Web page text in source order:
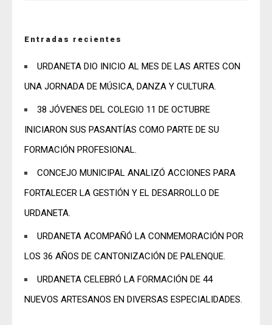
Entradas recientes
URDANETA DIO INICIO AL MES DE LAS ARTES CON
UNA JORNADA DE MÚSICA, DANZA Y CULTURA.
38 JÓVENES DEL COLEGIO 11 DE OCTUBRE
INICIARON SUS PASANTÍAS COMO PARTE DE SU
FORMACIÓN PROFESIONAL.
CONCEJO MUNICIPAL ANALIZÓ ACCIONES PARA
FORTALECER LA GESTIÓN Y EL DESARROLLO DE
URDANETA.
URDANETA ACOMPAÑÓ LA CONMEMORACIÓN POR
LOS 36 AÑOS DE CANTONIZACIÓN DE PALENQUE.
URDANETA CELEBRÓ LA FORMACIÓN DE 44
NUEVOS ARTESANOS EN DIVERSAS ESPECIALIDADES.